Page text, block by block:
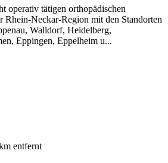
operativ tätigen orthopädischen
Rhein-Neckar-Region mit den Standorten
Walldorf, Heidelberg,
Eppingen, Eppelheim u...
entfernt